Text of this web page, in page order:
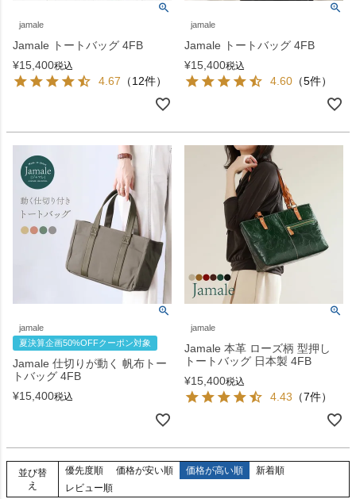
jamale
Jamale トートバッグ 4FB
¥15,400税込
4.67 （12件）
jamale
Jamale トートバッグ 4FB
¥15,400税込
4.60 （5件）
jamale
夏決算企画50%OFFクーポン対象
Jamale 仕切りが動く 帆布トー
トバッグ 4FB
¥15,400税込
jamale
Jamale 本革 ローズ柄 型押し
トートバッグ 日本製 4FB
¥15,400税込
4.43 （7件）
並び替
え
優先度順 価格が安い順 価格が高い順
新着順
レビュー順